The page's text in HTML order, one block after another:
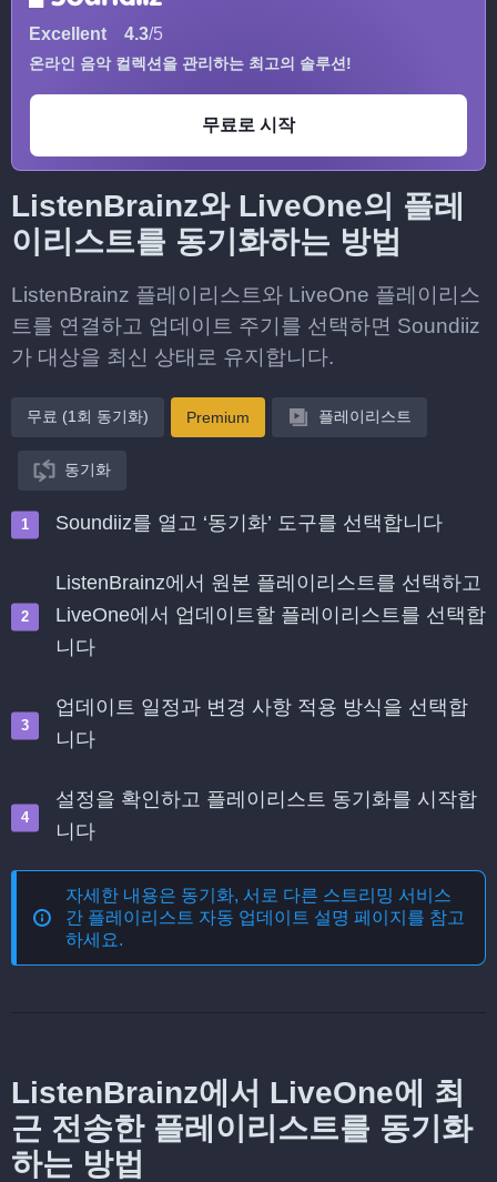
Excellent 4.3/5
온라인 음악 컬렉션을 관리하는 최고의 솔루션!
무료로 시작
ListenBrainz와 LiveOne의 플레
이리스트를 동기화하는 방법
ListenBrainz 플레이리스트와 LiveOne 플레이리스
트를 연결하고 업데이트 주기를 선택하면 Soundiiz
가 대상을 최신 상태로 유지합니다.
무료 (1회 동기화) Premium 플레이리스트
동기화
Soundiiz를 열고 ‘동기화’ 도구를 선택합니다
ListenBrainz에서 원본 플레이리스트를 선택하고
LiveOne에서 업데이트할 플레이리스트를 선택합
니다
업데이트 일정과 변경 사항 적용 방식을 선택합
니다
설정을 확인하고 플레이리스트 동기화를 시작합
니다
자세한 내용은 동기화, 서로 다른 스트리밍 서비스
간 플레이리스트 자동 업데이트 설명 페이지를 참고
하세요.
ListenBrainz에서 LiveOne에 최
근 전송한 플레이리스트를 동기화
하는 방법